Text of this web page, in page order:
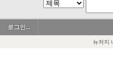
로그인...
뉴저지